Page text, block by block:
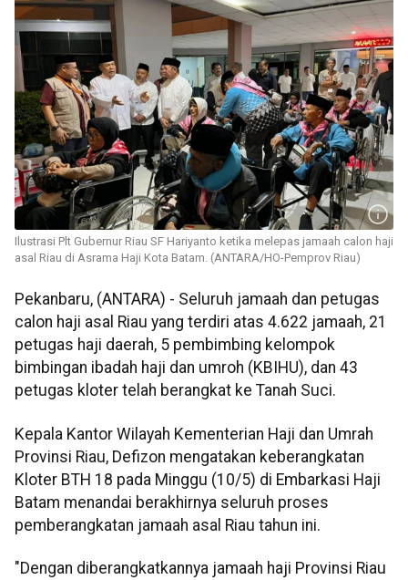
Ilustrasi Plt Gubernur Riau SF Hariyanto ketika melepas jamaah calon haji
asal Riau di Asrama Haji Kota Batam. (ANTARA/HO-Pemprov Riau)
Pekanbaru, (ANTARA) - Seluruh jamaah dan petugas
calon haji asal Riau yang terdiri atas 4.622 jamaah, 21
petugas haji daerah, 5 pembimbing kelompok
bimbingan ibadah haji dan umroh (KBIHU), dan 43
petugas kloter telah berangkat ke Tanah Suci.
Kepala Kantor Wilayah Kementerian Haji dan Umrah
Provinsi Riau, Defizon mengatakan keberangkatan
Kloter BTH 18 pada Minggu (10/5) di Embarkasi Haji
Batam menandai berakhirnya seluruh proses
pemberangkatan jamaah asal Riau tahun ini.
"Dengan diberangkatkannya jamaah haji Provinsi Riau